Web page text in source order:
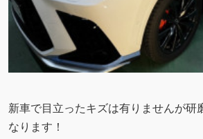
新車で目立ったキズは有りませんが研
なります！